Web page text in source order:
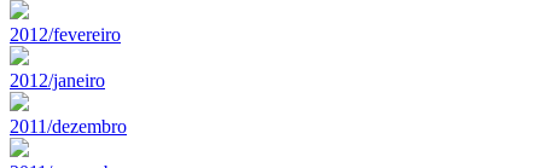
2012/fevereiro
2012/janeiro
2011/dezembro